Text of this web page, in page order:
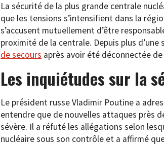
La sécurité de la plus grande centrale
que les tensions s’intensifient dans la
s’accusent mutuellement d’être
proximité de la centrale. Depuis plus
de secours après avoir été déconnectée
Les inquiétudes sur la
Le président russe Vladimir Poutine a
entendre que de nouvelles attaques près
sévère. Il a réfuté les allégations selon
nucléaire sous son contrôle et a affirmé